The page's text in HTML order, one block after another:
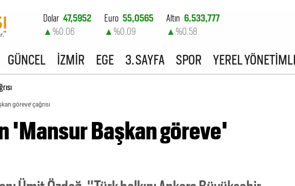
Dolar 47,5952
▲ %0.06
Euro 55,0565
▲ %0.09
Altın 6.533,777
▲ %0.58
%0.69
GÜNCEL İZMİR EGE 3. SAYFA SPOR YEREL
göreve' çağrısı
'Mansur Başkan göreve'